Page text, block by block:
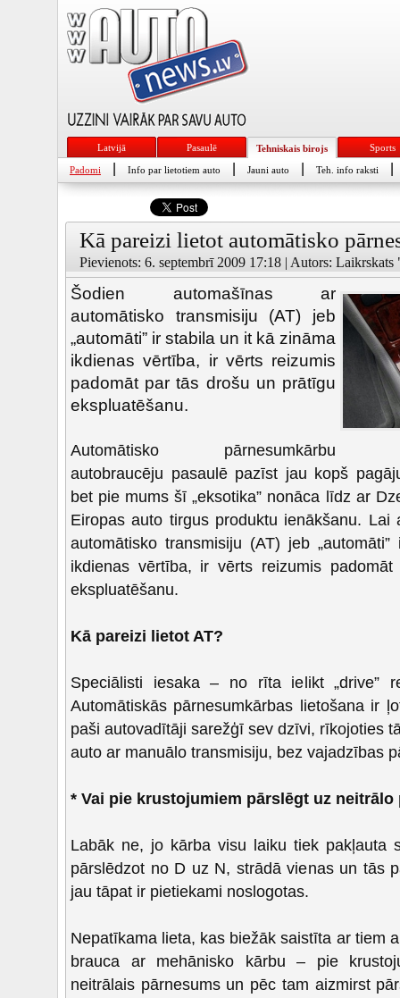
Latvijā Pasaulē Tehniskais birojs Sports
Padomi Info par lietotiem auto Jauni auto Teh. info raksti
Kā pareizi lietot automātisko
Pievienots: 6. septembrī 2009 17:18 | Autors:
Šodien automašīnas ar
automātisko transmisiju (AT) jeb
„automāti” ir stabila un it kā zināma
ikdienas vērtība, ir vērts reizumis
padomāt par tās drošu un prātīgu
ekspluatēšanu.
Automātisko pārnesumkārbu
autobraucēju pasaulē pazīst jau kopš
bet pie mums šī „eksotika” nonāca līdz ar
Eiropas auto tirgus produktu ienākšanu.
automātisko transmisiju (AT) jeb
ikdienas vērtība, ir vērts reizumis
ekspluatēšanu.
Kā pareizi lietot AT?
Speciālisti iesaka – no rīta ielikt „drive”
Automātiskās pārnesumkārbas lietošana ir
paši autovadītāji sarežģī sev dzīvi, rīkojoties
auto ar manuālo transmisiju, bez vajadzības
* Vai pie krustojumiem pārslēgt uz neitrālo
Labāk ne, jo kārba visu laiku tiek pakļauta
pārslēdzot no D uz N, strādā vienas un tās
jau tāpat ir pietiekami noslogotas.
Nepatīkama lieta, kas biežāk saistīta ar tiem
brauca ar mehānisko kārbu – pie
neitrālais pārnesums un pēc tam aizmirst